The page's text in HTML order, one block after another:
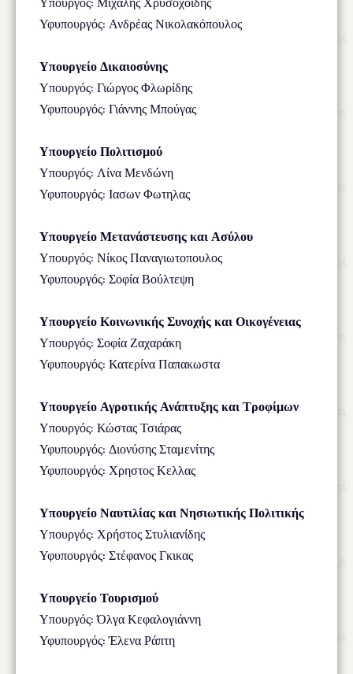
Υφυπουργός: Ανδρέας Νικολακόπουλος
Υπουργείο Δικαιοσύνης
Υπουργός: Γιώργος Φλωρίδης
Υφυπουργός: Γιάννης Μπούγας
Υπουργείο Πολιτισμού
Υπουργός: Λίνα Μενδώνη
Υφυπουργός: Ιασων Φωτηλας
Υπουργείο Μετανάστευσης και Ασύλου
Υπουργός: Νίκος Παναγιωτοπουλος
Υφυπουργός: Σοφία Βούλτεψη
Υπουργείο Κοινωνικής Συνοχής και Οικογένειας
Υπουργός: Σοφία Ζαχαράκη
Υφυπουργός: Κατερίνα Παπακωστα
Υπουργείο Αγροτικής Ανάπτυξης και Τροφίμων
Υπουργός: Κώστας Τσιάρας
Υφυπουργός: Διονύσης Σταμενίτης
Υφυπουργός: Χρηστος Κελλας
Υπουργείο Ναυτιλίας και Νησιωτικής Πολιτικής
Υπουργός: Χρήστος Στυλιανίδης
Υφυπουργός: Στέφανος Γκικας
Υπουργείο Τουρισμού
Υπουργός: Όλγα Κεφαλογιάννη
Υφυπουργός: Έλενα Ράπτη